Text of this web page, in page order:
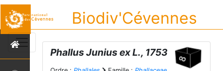
Biodiv'Cévennes
Phallus Junius ex L., 1753